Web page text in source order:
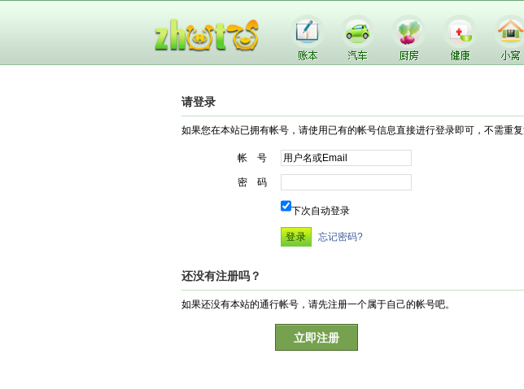
请登录
如果您在本站已拥有帐号，请使用已有的帐号信息直接进行登录即可，不需重复
帐 号
密 码
下次自动登录
忘记密码?
还没有注册吗？
如果还没有本站的通行帐号，请先注册一个属于自己的帐号吧。
立即注册